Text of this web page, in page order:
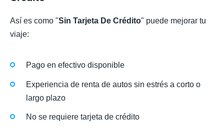
Así es como "Sin Tarjeta De Crédito" puede mejorar tu
viaje:
Pago en efectivo disponible
Experiencia de renta de autos sin estrés a corto o
largo plazo
No se requiere tarjeta de crédito